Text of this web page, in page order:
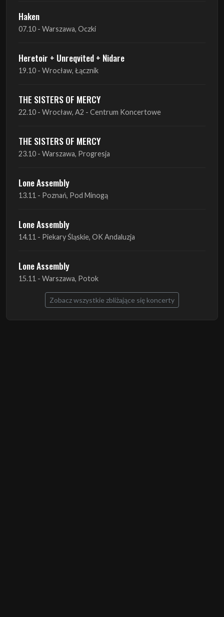
Heretoir + Unreqvited + Nidare
THE SISTERS OF MERCY
22.10 - Wrocław, A2 - Centrum Koncertowe
THE SISTERS OF MERCY
Lone Assembly
Lone Assembly
14.11 - Piekary Śląskie, OK Andaluzja
Lone Assembly
15.11 - Warszawa, Potok